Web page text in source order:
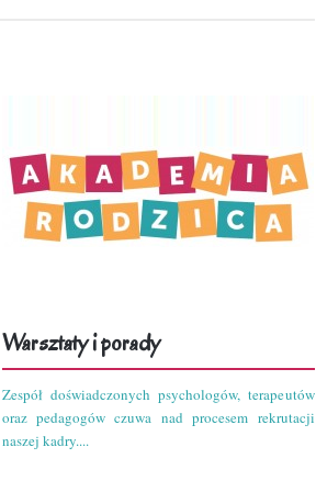
Warsztaty i porady
Zespół doświadczonych psychologów, terapeutów
oraz pedagogów czuwa nad procesem rekrutacji
naszej kadry....